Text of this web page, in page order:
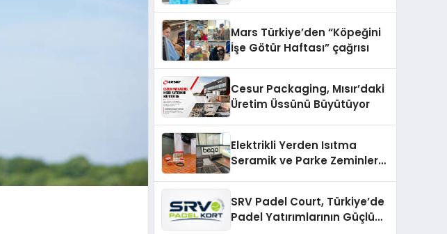
Mars Türkiye’den “Köpeğini
İşe Götür Haftası” çağrısı
Cesur Packaging, Mısır’daki
Üretim Üssünü Büyütüyor
Elektrikli Yerden Isıtma
Seramik ve Parke Zeminler
SRV Padel Court, Türkiye’de
Padel Yatırımlarının Güçlü